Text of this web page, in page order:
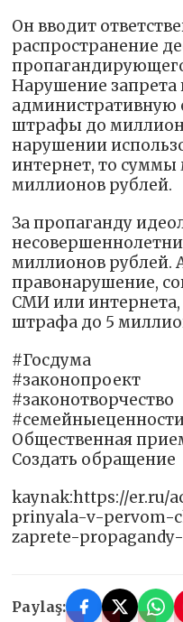
Он вводит
распространение
Нарушение запрета
административную
штрафы до
нарушении
интернет, то суммы
миллионов рублей.
За пропаганду
миллионов рублей.
правонарушение,
СМИ или
штрафа до 5
#Госдума
#законопроект
#законотворчество
Общественная
Создать обращение
kaynak:https://er.ru/
prinyala-v-pervom-
zaprete-
Paylaş: